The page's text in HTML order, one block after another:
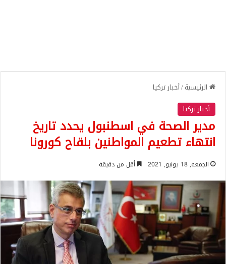
الرئيسية/أخبار تركيا
أخبار تركيا
مدير الصحة في اسطنبول يحدد تاريخ
انتهاء تطعيم المواطنين بلقاح كورونا
الجمعة, 18 يونيو, 2021 أقل من دقيقة